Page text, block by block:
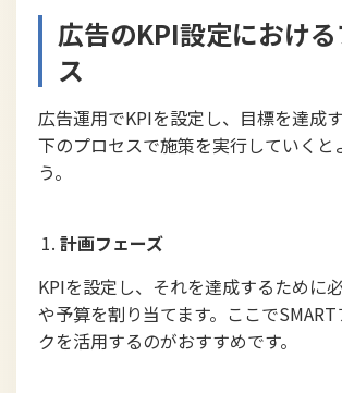
広告のKPI設定におけ
ス
広告運用でKPIを設定し、目標を達成
下のプロセスで施策を実行していくと
う。
計画フェーズ
KPIを設定し、それを達成するために
や予算を割り当てます。ここで
クを活用するのがおすすめです。